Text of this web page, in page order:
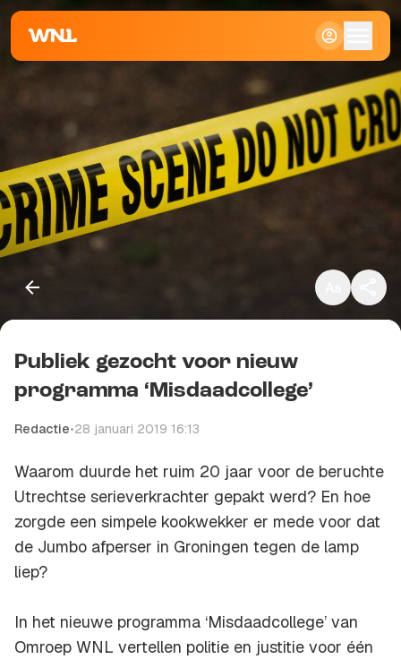
Kopieer link
Publiek gezocht voor nieuw
programma ‘Misdaadcollege’
Redactie•28 januari 2019 16:13
Waarom duurde het ruim 20 jaar voor de beruchte
Utrechtse serieverkrachter gepakt werd? En hoe
zorgde een simpele kookwekker er mede voor dat
de Jumbo afperser in Groningen tegen de lamp
liep?
In het nieuwe programma ‘Misdaadcollege’ van
Omroep WNL vertellen politie en justitie voor één